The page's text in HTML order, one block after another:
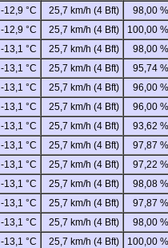
-12,9 °C 25,7 km/h (4 Bft)
98,00 %
-12,9 °C 25,7 km/h (4 Bft)
100,00 %
-13,1 °C 25,7 km/h (4 Bft)
98,00 %
-13,1 °C 25,7 km/h (4 Bft)
95,74 %
-13,1 °C 25,7 km/h (4 Bft)
96,00 %
-13,1 °C 25,7 km/h (4 Bft)
96,00 %
-13,1 °C 25,7 km/h (4 Bft)
93,62 %
-13,1 °C 25,7 km/h (4 Bft)
97,87 %
-13,1 °C 25,7 km/h (4 Bft)
97,22 %
-13,1 °C 25,7 km/h (4 Bft)
98,08 %
-13,1 °C 25,7 km/h (4 Bft)
97,87 %
-13,1 °C 25,7 km/h (4 Bft)
98,00 %
-13,1 °C 25,7 km/h (4 Bft)
100,00 %